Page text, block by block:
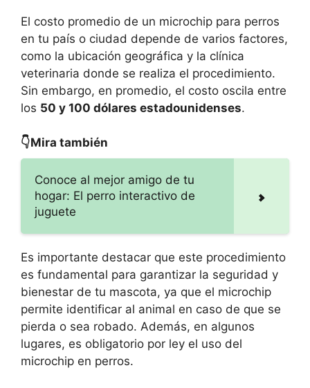
El costo promedio de un microchip para perros
en tu país o ciudad depende de varios factores,
como la ubicación geográfica y la clínica
veterinaria donde se realiza el procedimiento.
Sin embargo, en promedio, el costo oscila entre
los 50 y 100 dólares estadounidenses.
👇Mira también
Conoce al mejor amigo de tu
hogar: El perro interactivo de
juguete
Es importante destacar que este procedimiento
es fundamental para garantizar la seguridad y
bienestar de tu mascota, ya que el microchip
permite identificar al animal en caso de que se
pierda o sea robado. Además, en algunos
lugares, es obligatorio por ley el uso del
microchip en perros.